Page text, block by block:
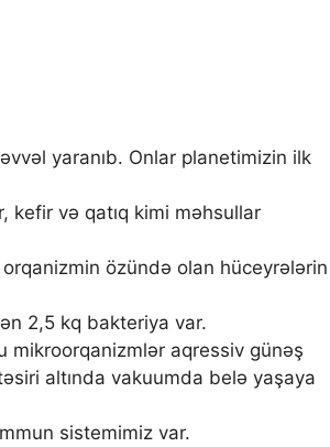
yaranıb. Onlar planetimizin ilk
kefir və qatıq kimi məhsullar
özündə olan hüceyrələrin
2,5 kq bakteriya var.
mikroorqanizmlər aqressiv günəş
altında vakuumda belə yaşaya
sistemimiz var.